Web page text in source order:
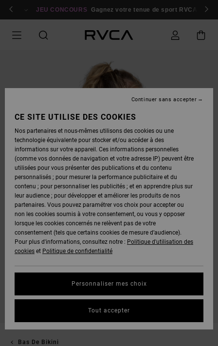
Se connecter / s'inscrire
JEU CONCOURS Gagnez votre tenue de sport RVCA
Bas De Bikini
CE SITE UTILISE DES COOKIES
Nos partenaires et nous-mêmes utilisons des cookies ou une
technologie équivalente pour stocker et/ou accéder à des
informations sur votre appareil. Ces informations personnelles
(comme vos données de navigation et votre adresse IP) peuvent être
utilisées pour vous présenter des publications et du contenu
personnalisés ; pour mesurer la performance publicitaire et du
contenu ; pour personnaliser les publicités ; et en apprendre plus sur
leur audience ; pour développer et améliorer les produits de nos
partenaires. Vous pouvez paramétrer vos choix pour accepter ou
non les cookies soumis à votre consentement, ou vous y opposer
lorsque les cookies concernés ne relèvent pas de votre
consentement (tels que certains cookies de mesure d’audience).
Pour plus d'informations, consultez notre : Politique d'utilisation des
cookies et Politique de confidentialité
Personnaliser mes choix
Continuer sans accepter
Tout accepter